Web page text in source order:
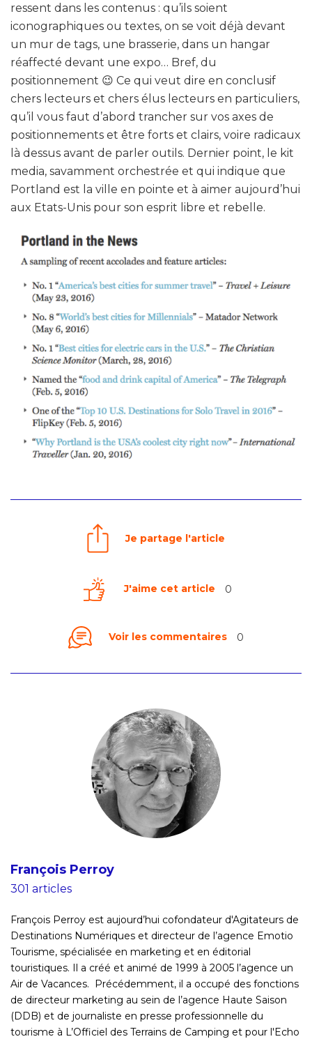
ressent dans les contenus : qu’ils soient
iconographiques ou textes, on se voit déjà devant
un mur de tags, une brasserie, dans un hangar
réaffecté devant une expo… Bref, du
positionnement 😉 Ce qui veut dire en conclusif
chers lecteurs et chers élus lecteurs en particuliers,
qu’il vous faut d’abord trancher sur vos axes de
positionnements et être forts et clairs, voire radicaux
là dessus avant de parler outils. Dernier point, le kit
media, savamment orchestrée et qui indique que
Portland est la ville en pointe et à aimer aujourd’hui
aux Etats-Unis pour son esprit libre et rebelle.
Je partage l'article
J'aime cet article 0
Voir les commentaires 0
François Perroy
301 articles
François Perroy est aujourd’hui cofondateur d'Agitateurs de
Destinations Numériques et directeur de l’agence Emotio
Tourisme, spécialisée en marketing et en éditorial
touristiques. Il a créé et animé de 1999 à 2005 l’agence un
Air de Vacances. Précédemment, il a occupé des fonctions
de directeur marketing au sein de l’agence Haute Saison
(DDB) et de journaliste en presse professionnelle du
tourisme à L’Officiel des Terrains de Camping et pour l'Echo